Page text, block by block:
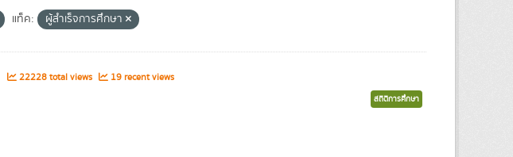
แท็ค: ผู้สำเร็จการศึกษา
22228 total views 19 recent views
สถิติการศึกษา